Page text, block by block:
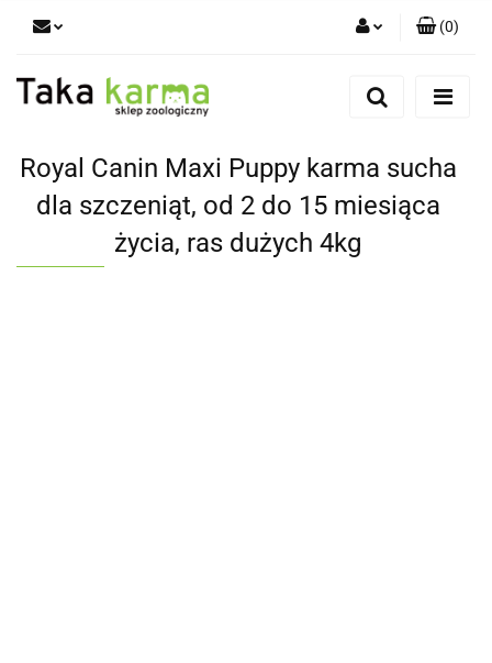
Zaloguj się
Zgody cookies
(0)
Royal Canin Maxi Puppy karma sucha
dla szczeniąt, od 2 do 15 miesiąca
życia, ras dużych 4kg